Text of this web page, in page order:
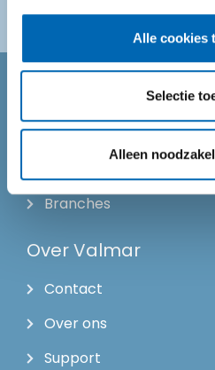
Alle cookies
Selectie
Alleen
Producten
Branches
Over Valmar
Contact
Over ons
Support